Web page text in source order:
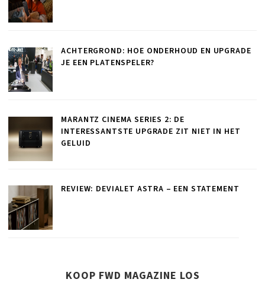
ACHTERGROND: HOE ONDERHOUD EN UPGRADE
JE EEN PLATENSPELER?
MARANTZ CINEMA SERIES 2: DE
INTERESSANTSTE UPGRADE ZIT NIET IN HET
GELUID
REVIEW: DEVIALET ASTRA – EEN STATEMENT
KOOP FWD MAGAZINE LOS